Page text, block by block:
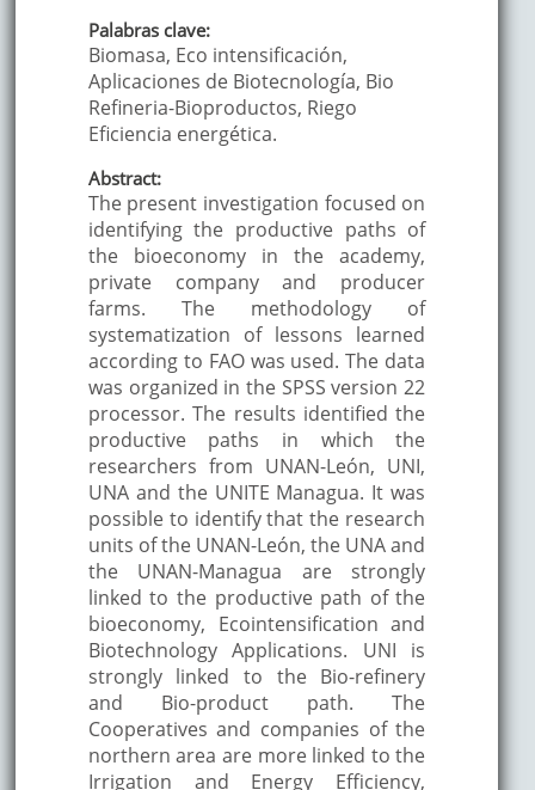
Palabras clave:
Biomasa, Eco intensificación,
Aplicaciones de Biotecnología, Bio
Refineria-Bioproductos, Riego
Eficiencia energética.
Abstract:
The present investigation focused on
identifying the productive paths of
the bioeconomy in the academy,
private company and producer
farms. The methodology of
systematization of lessons learned
according to FAO was used. The data
was organized in the SPSS version 22
processor. The results identified the
productive paths in which the
researchers from UNAN-León, UNI,
UNA and the UNITE Managua. It was
possible to identify that the research
units of the UNAN-León, the UNA and
the UNAN-Managua are strongly
linked to the productive path of the
bioeconomy, Ecointensification and
Biotechnology Applications. UNI is
strongly linked to the Bio-refinery
and Bio-product path. The
Cooperatives and companies of the
northern area are more linked to the
Irrigation and Energy Efficiency,